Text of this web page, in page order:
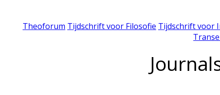
Theoforum Tijdschrift voor Filosofie Tijdschrift voor